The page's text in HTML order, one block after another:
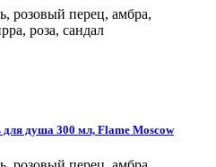
розовый перец, амбра,
роза, сандал
для душа 300 мл, Flame Moscow